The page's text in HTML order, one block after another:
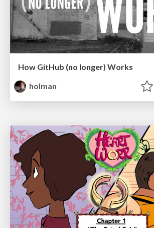
How GitHub (no longer) Works
holman